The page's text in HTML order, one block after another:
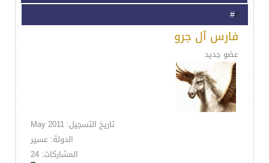
8
فارس آل جرو
عضو جديد
تاريخ التسجيل: May 2011
الدولة: عسير
المشاركات: 24